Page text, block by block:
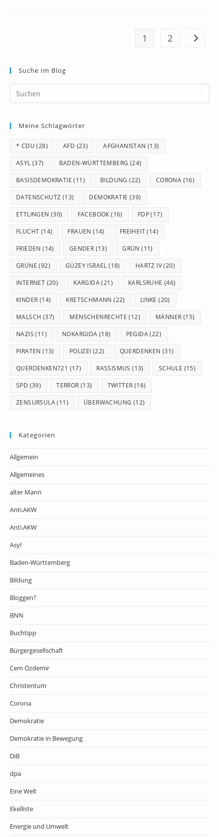
1 2 Zur
Suche Im Blog
Meine Schlagwörter
* CDU (28) AFD (23) AFGHANISTAN (13)
ASYL (37) BADEN-WÜRTTEMBERG (24)
BASISDEMOKRATIE (11) BILDUNG (22) CORONA (16)
DATENSCHUTZ (13) DEMOKRATIE (39)
ETTLINGEN (30) FACEBOOK (16) FDP(17)
FLUCHT (14) FRAUEN (14) FREIHEIT(14)
FRIEDEN (14) GENDER (13) GRÜN (11)
GRÜNE (92) GÜZEY ISRAEL (18) HARTZ IV(20)
INTERNET (20) KARGIDA(21) KARLSRUHE (46)
KINDER (14) KRETSCHMANN (22) LINKE (20)
MALSCH (37) MENSCHENRECHTE (12) MÄNNER (15)
NAZIS (11) NOKARGIDA (18) PEGIDA(22)
PIRATEN (13) POLIZEI (22) QUERDENKEN (31)
QUERDENKEN721 (17) RASSISMUS (13) SCHULE (15)
SPD (39) TERROR (13) TWITTER (16)
ZENSURSULA(11) ÜBERWACHUNG (12)
Kategorien
Allgemein
Allgemeines
alter Mann
Anti.AKW
Anti.AKW
Asyl
Baden-Württemberg
Bildung
Bloggen?
BNN
Buchtipp
Bürgergesellschaft
Cem Özdemir
Christentum
Corona
Demokratie
Demokratie in Bewegung
DiB
dpa
Eine Welt
Ekelliste
Energie und Umwelt